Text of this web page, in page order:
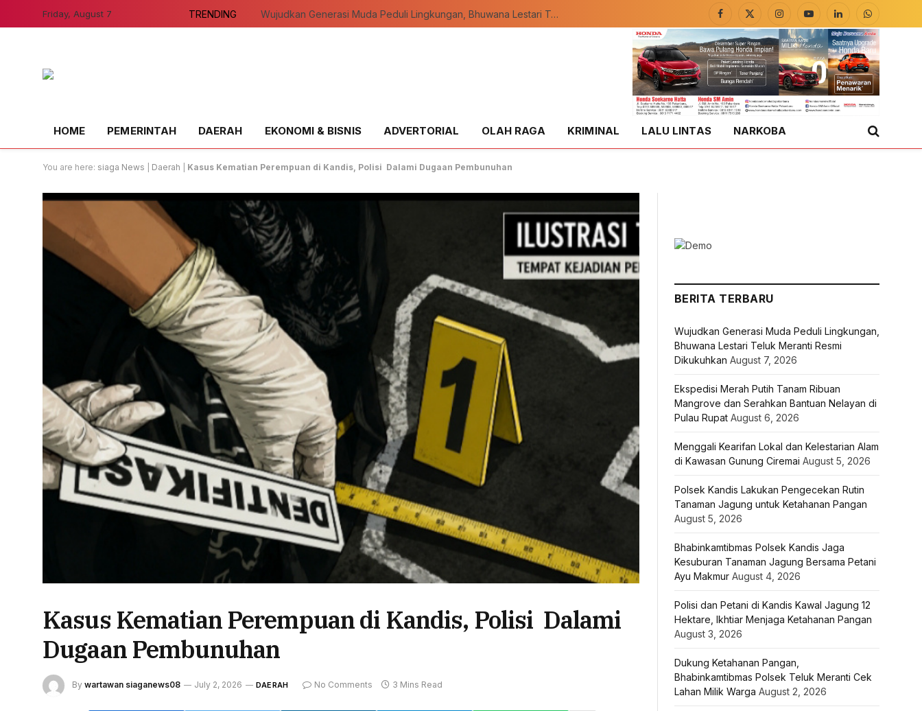
Friday, August 7 TRENDING Wujudkan Generasi Muda Peduli Lingkungan, Bhuwana Lestari Teluk Meranti Resmi Dikukuhkan
Facebook
X
(Twitter)
InstagramYouTubeLinkedInWhatsApp
HOME PEMERINTAH DAERAH EKONOMI & BISNIS ADVERTORIAL OLAH RAGA KRIMINAL LALU LINTAS NARKOBA
You are here: siaga News Daerah Kasus Kematian Perempuan di Kandis, Polisi Dalami Dugaan Pembunuhan
Kasus Kematian Perempuan di Kandis, Polisi Dalami
Dugaan Pembunuhan
By wartawan siaganews08 July 2, 2026 DAERAH No Comments 3 Mins Read
BERITA TERBARU
Wujudkan Generasi Muda Peduli Lingkungan,
Bhuwana Lestari Teluk Meranti Resmi
Dikukuhkan August 7, 2026
Ekspedisi Merah Putih Tanam Ribuan
Mangrove dan Serahkan Bantuan Nelayan di
Pulau Rupat August 6, 2026
Menggali Kearifan Lokal dan Kelestarian Alam
di Kawasan Gunung Ciremai August 5, 2026
Polsek Kandis Lakukan Pengecekan Rutin
Tanaman Jagung untuk Ketahanan Pangan
August 5, 2026
Bhabinkamtibmas Polsek Kandis Jaga
Kesuburan Tanaman Jagung Bersama Petani
Ayu Makmur August 4, 2026
Polisi dan Petani di Kandis Kawal Jagung 12
Hektare, Ikhtiar Menjaga Ketahanan Pangan
August 3, 2026
Dukung Ketahanan Pangan,
Bhabinkamtibmas Polsek Teluk Meranti Cek
Lahan Milik Warga August 2, 2026